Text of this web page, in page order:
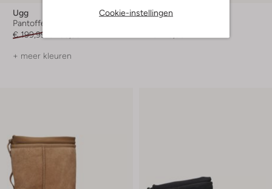
Cookie-instellingen
Ugg
Pantoffels
€ 199,99
+ meer kleuren
Ugg